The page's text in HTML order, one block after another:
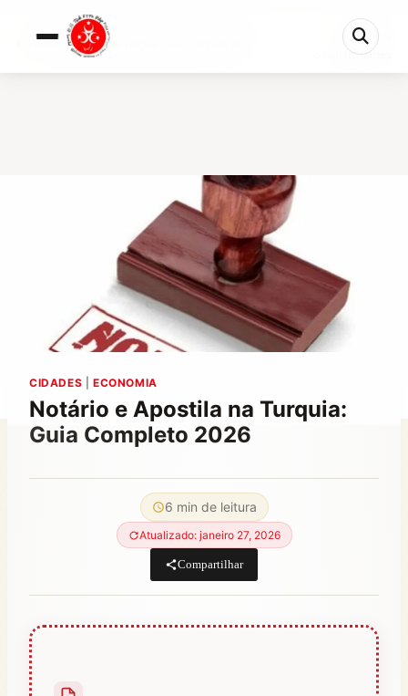
Notário e Apostila na Turquia: Guia Completo 2026
6 min restantes
CIDADES ECONOMIA
Notário e Apostila na Turquia:
Guia Completo 2026
6 min de leitura
Atualizado: janeiro 27, 2026
Compartilhar